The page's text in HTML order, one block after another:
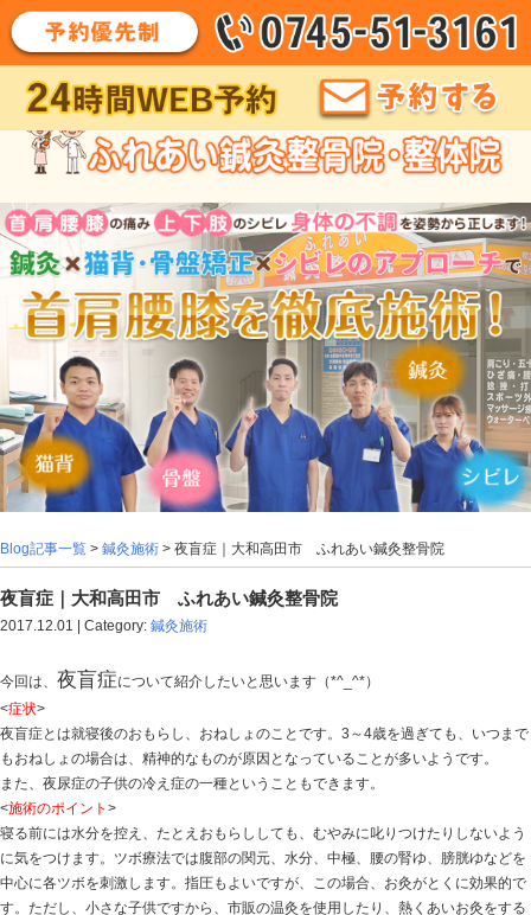
Blog記事一覧>鍼灸施術> 夜盲症｜大和高田市 ふれあ
夜盲症｜大和高田市 ふれあい鍼灸整骨院
2017.12.01 | Category: 鍼灸施術